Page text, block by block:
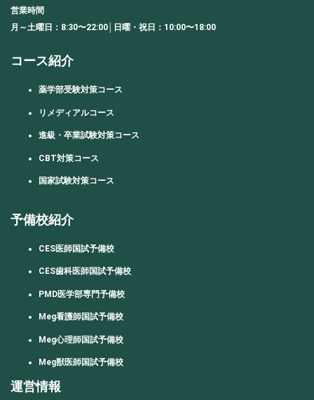
営業時間
月～土曜日：8:30〜22:00│日曜・祝日：10:00〜18:00
コース紹介
薬学部受験対策コース
リメディアルコース
進級・卒業試験対策コース
CBT対策コース
国家試験対策コース
予備校紹介
CES医師国試予備校
CES歯科医師国試予備校
PMD医学部専門予備校
Meg看護師国試予備校
Meg心理師国試予備校
Meg獣医師国試予備校
運営情報